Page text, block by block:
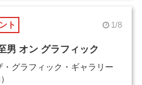
ト 1/8
男 オン グラフィック
・グラフィック・ギャラリー